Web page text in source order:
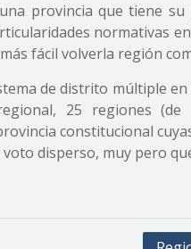
provincia que tiene
normativas
fácil volverla región
de distrito múltiple
25 regiones
constitucional
disperso, muy pero